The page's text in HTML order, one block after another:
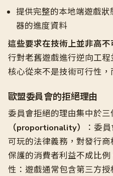
提供完整的本地端遊戲
器的進度資料
這些要求在技術上並非高不
行對老舊遊戲進行逆向工
核心從來不是技術可行性
歐盟委員會的拒絕理由
委員會拒絕的理由集中於三
（proportionality）
：委
可玩的法律義務，對發行
保護的消費者利益不成比
性：遊戲通常包含第三方